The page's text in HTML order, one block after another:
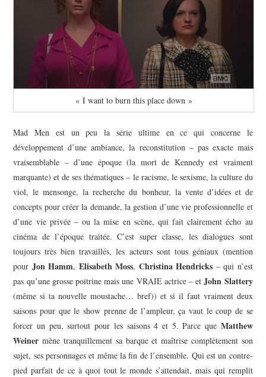
« I want to burn this place down »
Mad Men est un peu la série ultime en ce qui concerne le
développement d’une ambiance, la reconstitution – pas exacte mais
vraisemblable – d’une époque (la mort de Kennedy est vraiment
marquante) et de ses thématiques – le racisme, le sexisme, la culture du
viol, le mensonge, la recherche du bonheur, la vente d’idées et de
concepts pour créer la demande, la gestion d’une vie professionnelle et
d’une vie privée – ou la mise en scène, qui fait clairement écho au
cinéma de l’époque traitée. C’est super classe, les dialogues sont
toujours très bien travaillés, les acteurs sont tous géniaux (mention
pour Jon Hamm, Elisabeth Moss, Christina Hendricks – qui n’est
pas qu’une grosse poitrine mais une VRAIE actrice – etJohn Slattery
(même si ta nouvelle moustache… bref)) et si il faut vraiment deux
saisons pour que le show prenne de l’ampleur, ça vaut le coup de se
forcer un peu, surtout pour les saisons 4 et 5. Parce que Matthew
Weiner mène tranquillement sa barque et maîtrise complètement son
sujet, ses personnages et même la fin de l’ensemble. Qui est un contre-
pied parfait de ce à quoi tout le monde s’attendait, mais qui remplit